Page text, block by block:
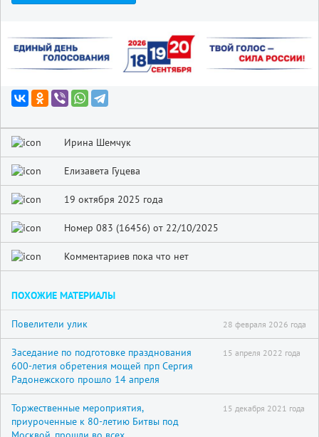
Ирина Шемчук
Елизавета Гуцева
19 октября 2025 года
Номер 083 (16456) от 22/10/2025
Комментариев пока что нет
ПОХОЖИЕ МАТЕРИАЛЫ
Повелители улик 28 февраля 2026 года
Заседание по подготовке празднования
600-летия обретения мощей прп Сергия
Радонежского прошло 14 апреля
15 апреля 2022 года
Торжественные мероприятия,
приуроченные к 80-летию Битвы под
15 декабря 2021 года